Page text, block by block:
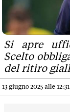
Si apre
Scelto
del ritiro
13 giugno 2025 alle 12:31